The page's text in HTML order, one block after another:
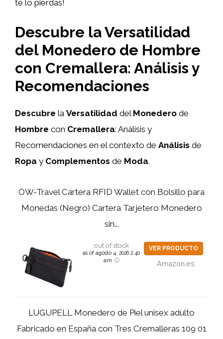
te lo pierdas!
Descubre la Versatilidad
del Monedero de Hombre
con Cremallera: Análisis y
Recomendaciones
Descubre la Versatilidad del Monedero de
Hombre con Cremallera: Análisis y
Recomendaciones en el contexto de Análisis de
Ropa y Complementos de Moda.
OW-Travel Cartera RFID Wallet con Bolsillo para
Monedas (Negro) Cartera Tarjetero Monedero
sin...
out of stock
as of agosto 4, 2026 2:40
am
VER PRODUCTO
Amazon.es
LUGUPELL Monedero de Piel unisex adulto
Fabricado en España con Tres Cremalleras 109 01